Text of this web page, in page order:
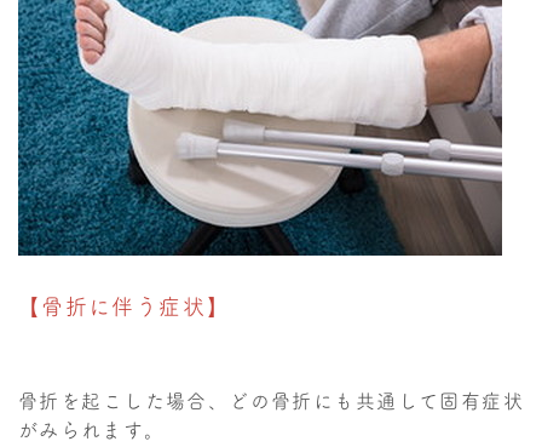
【骨折に伴う症状】
骨折を起こした場合、どの骨折にも共通して固有症状
がみられます。